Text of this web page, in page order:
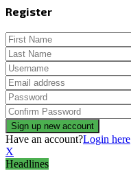
Register
Have an account?Login here
X
Headlines